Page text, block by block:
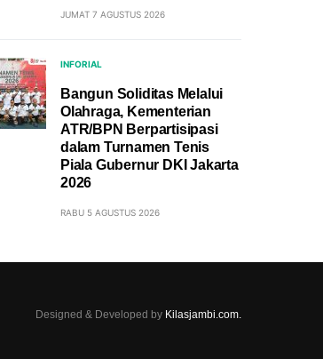
JUMAT 7 AGUSTUS 2026
INFORIAL
Bangun Soliditas Melalui
Olahraga, Kementerian
ATR/BPN Berpartisipasi
dalam Turnamen Tenis
Piala Gubernur DKI Jakarta
2026
RABU 5 AGUSTUS 2026
Designed & Developed by Kilasjambi.com.